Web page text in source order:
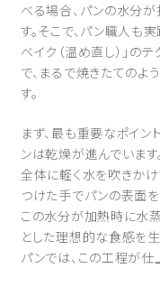
べる場合、パンの水分
す。そこで、パン職人も
ベイク（温め直し）」の
で、まるで焼きたてのよ
す。
まず、最も重要なポイン
ンは乾燥が進んでいます
全体に軽く水を吹きかけ
つけた手でパンの表面
この水分が加熱時に水蒸
とした理想的な食感を
パンでは、この工程が仕